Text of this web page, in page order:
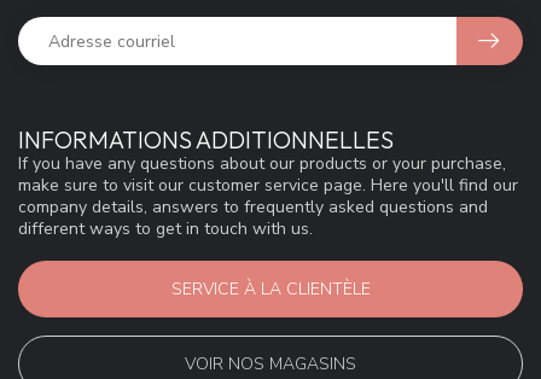
INFORMATIONS ADDITIONNELLES
If you have any questions about our products or your purchase,
make sure to visit our customer service page. Here you'll find our
company details, answers to frequently asked questions and
different ways to get in touch with us.
SERVICE À LA CLIENTÈLE
VOIR NOS MAGASINS